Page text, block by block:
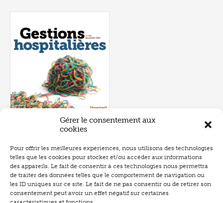
Gérer le consentement aux
cookies
Pour offrir les meilleures expériences, nous utilisons des technologies
telles que les cookies pour stocker et/ou accéder aux informations
des appareils. Le fait de consentir à ces technologies nous permettra
de traiter des données telles que le comportement de navigation ou
les ID uniques sur ce site. Le fait de ne pas consentir ou de retirer son
consentement peut avoir un effet négatif sur certaines
Numéro 657- juin 2026